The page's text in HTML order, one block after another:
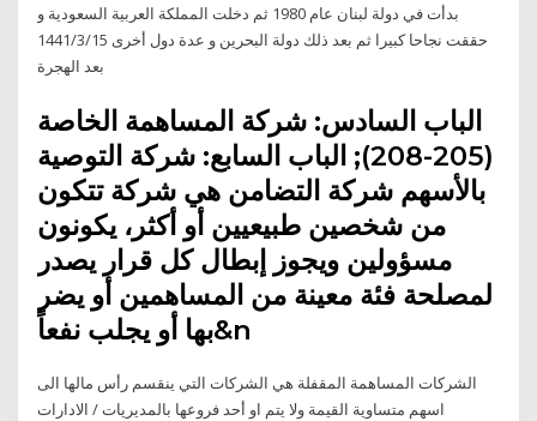
بدأت في دولة لبنان عام 1980 ثم دخلت المملكة العربية السعودية و
حققت نجاحا كبيرا ثم بعد ذلك دولة البحرين و عدة دول أخرى 15‏‏/3‏‏/1441
بعد الهجرة
الباب السادس: شركة المساهمة الخاصة
(205-208); الباب السابع: شركة التوصية
بالأسهم شركة التضامن هي شركة تتكون
من شخصين طبيعيين أو أكثر، يكونون
مسؤولين ويجوز إبطال كل قرار يصدر
لمصلحة فئة معينة من المساهمين أو يضر
بها أو يجلب نفعاً&n
الشركات المساهمة المقفلة هي الشركات التي ينقسم رأس مالها الى
اسهم متساوية القيمة ولا يتم او أحد فروعها بالمديريات / الادارات